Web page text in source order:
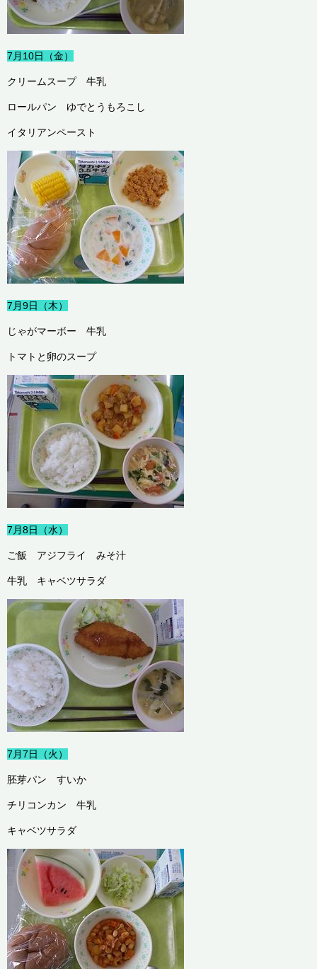
7月10日（金）
クリームスープ 牛乳
ロールパン ゆでとうもろこし
イタリアンペースト
7月9日（木）
じゃがマーボー 牛乳
トマトと卵のスープ
7月8日（水）
ご飯 アジフライ みそ汁
牛乳 キャベツサラダ
7月7日（火）
胚芽パン すいか
チリコンカン 牛乳
キャベツサラダ